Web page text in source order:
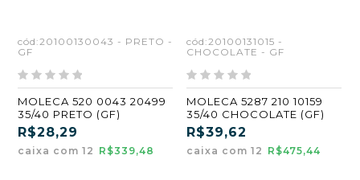
cód:20100130043 - PRETO -
GF
MOLECA 520 0043 20499
35/40 PRETO (GF)
R$28,29
caixa com 12 R$339,48
cód:20100131015 -
CHOCOLATE - GF
MOLECA 5287 210 10159
35/40 CHOCOLATE (GF)
R$39,62
caixa com 12 R$475,44